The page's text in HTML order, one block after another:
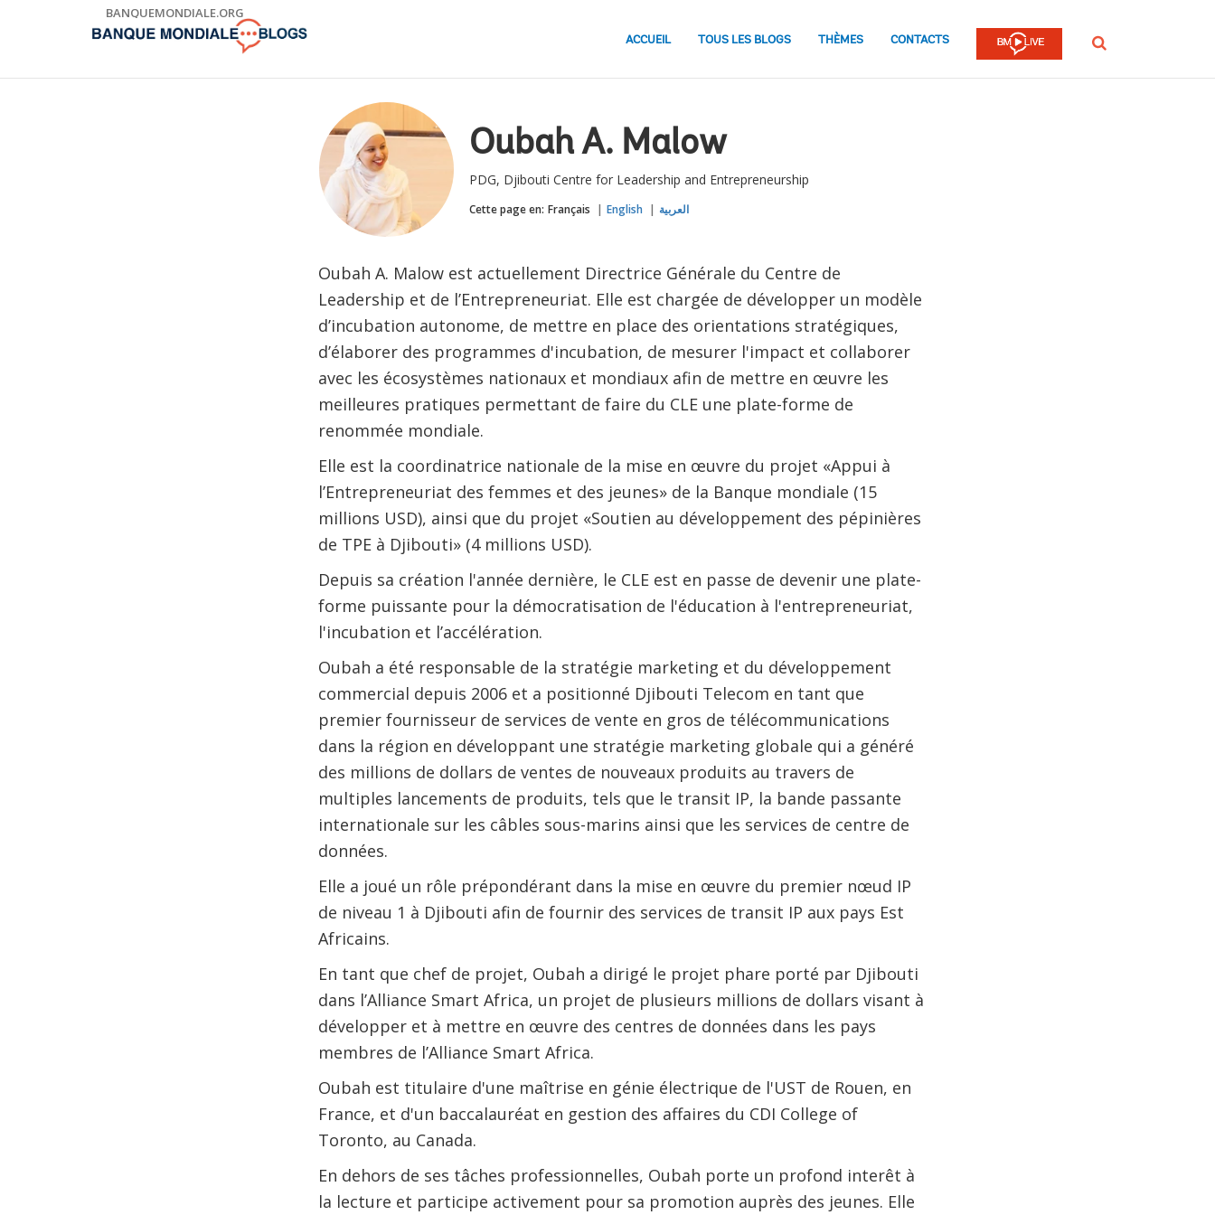
BANQUEMONDIALE.ORG
ACCUEIL TOUS LES BLOGS THÈMES CONTACTS Rechercher
Oubah A. Malow
PDG, Djibouti Centre for Leadership and Entrepreneurship
Cette page en: Français English العربية
Oubah A. Malow est actuellement Directrice Générale du Centre de
Leadership et de l’Entrepreneuriat. Elle est chargée de développer un modèle
d’incubation autonome, de mettre en place des orientations stratégiques,
d’élaborer des programmes d'incubation, de mesurer l'impact et collaborer
avec les écosystèmes nationaux et mondiaux afin de mettre en œuvre les
meilleures pratiques permettant de faire du CLE une plate-forme de
renommée mondiale.
Elle est la coordinatrice nationale de la mise en œuvre du projet «Appui à
l’Entrepreneuriat des femmes et des jeunes» de la Banque mondiale (15
millions USD), ainsi que du projet «Soutien au développement des pépinières
de TPE à Djibouti» (4 millions USD).
Depuis sa création l'année dernière, le CLE est en passe de devenir une plate-
forme puissante pour la démocratisation de l'éducation à l'entrepreneuriat,
l'incubation et l’accélération.
Oubah a été responsable de la stratégie marketing et du développement
commercial depuis 2006 et a positionné Djibouti Telecom en tant que
premier fournisseur de services de vente en gros de télécommunications
dans la région en développant une stratégie marketing globale qui a généré
des millions de dollars de ventes de nouveaux produits au travers de
multiples lancements de produits, tels que le transit IP, la bande passante
internationale sur les câbles sous-marins ainsi que les services de centre de
données.
Elle a joué un rôle prépondérant dans la mise en œuvre du premier nœud IP
de niveau 1 à Djibouti afin de fournir des services de transit IP aux pays Est
Africains.
En tant que chef de projet, Oubah a dirigé le projet phare porté par Djibouti
dans l’Alliance Smart Africa, un projet de plusieurs millions de dollars visant à
développer et à mettre en œuvre des centres de données dans les pays
membres de l’Alliance Smart Africa.
Oubah est titulaire d'une maîtrise en génie électrique de l'UST de Rouen, en
France, et d'un baccalauréat en gestion des affaires du CDI College of
Toronto, au Canada.
En dehors de ses tâches professionnelles, Oubah porte un profond interêt à
la lecture et participe activement pour sa promotion auprès des jeunes. Elle